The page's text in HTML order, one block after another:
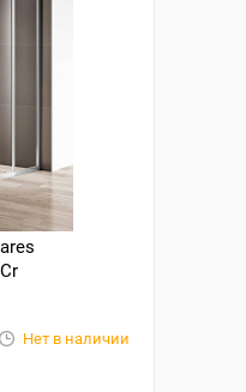
Нет в наличии